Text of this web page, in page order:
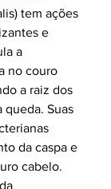
tem ações
e
a
no couro
a raiz dos
queda. Suas
da caspa e
cabelo.